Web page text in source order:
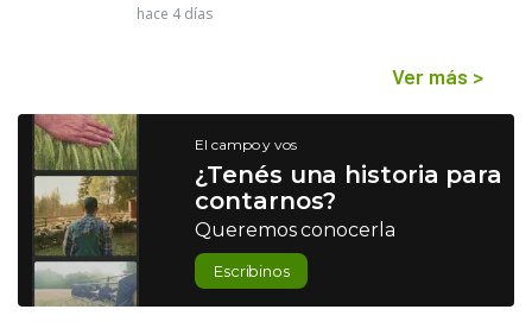
hace 4 días
Ver más >
El campo y vos
¿Tenés una historia para
contarnos?
Queremos conocerla
Escribinos